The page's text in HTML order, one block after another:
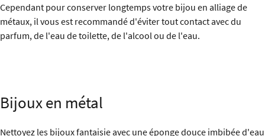
Cependant pour conserver longtemps votre bijou en alliage de
métaux, il vous est recommandé d'éviter tout contact avec du
parfum, de l'eau de toilette, de l'alcool ou de l'eau.
Bijoux en métal
Nettoyez les bijoux fantaisie avec une éponge douce imbibée d'eau